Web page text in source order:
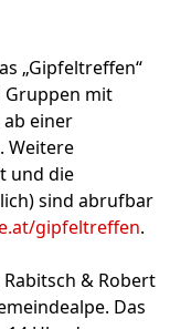
„Gipfeltreffen“
Gruppen mit
einer
Weitere
und die
sind abrufbar
gipfeltreffen.
Rabitsch & Robert
Das